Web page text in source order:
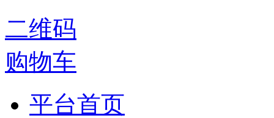
二维码
购物车
平台首页